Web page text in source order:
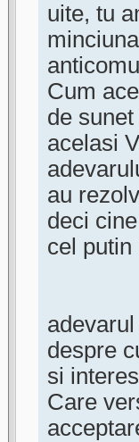
uite, tu
Cum
de
acelasi
au
deci
cel putin
despre
si
Care